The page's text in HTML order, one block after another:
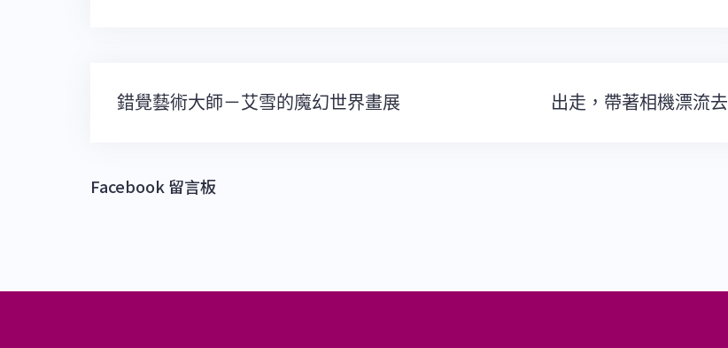
文
覽
錯覺藝術大師－艾雪的魔幻世界畫展 出走，帶著相機漂流去
Facebook 留言板